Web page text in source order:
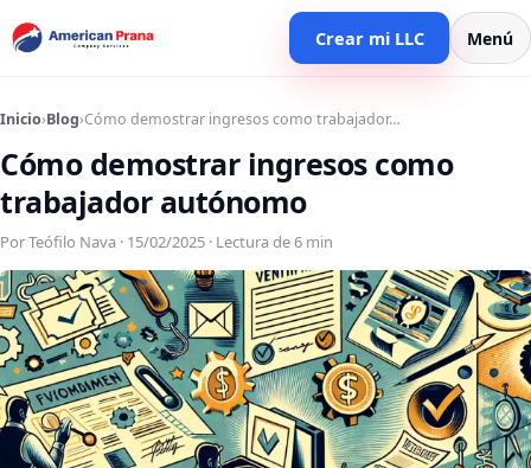
Crear mi LLC Menú
Inicio›Blog›Cómo demostrar ingresos como trabajador…
Cómo demostrar ingresos como
trabajador autónomo
Por Teófilo Nava · 15/02/2025 · Lectura de 6 min